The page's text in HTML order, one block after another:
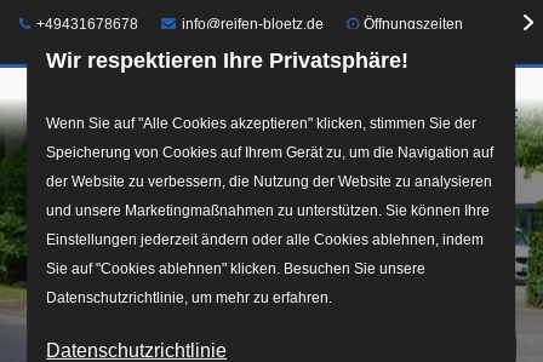
Wir respektieren Ihre Privatsphäre!
Wenn Sie auf "Alle Cookies akzeptieren" klicken, stimmen Sie der
Speicherung von Cookies auf Ihrem Gerät zu, um die Navigation auf
der Website zu verbessern, die Nutzung der Website zu analysieren
und unsere Marketingmaßnahmen zu unterstützen. Sie können Ihre
Einstellungen jederzeit ändern oder alle Cookies ablehnen, indem
Sie auf "Cookies ablehnen" klicken. Besuchen Sie unsere
Datenschutzrichtlinie, um mehr zu erfahren.
Datenschutzrichtlinie
Direkt
zum
Inhalt
Telefon:
+49431678678 E-Mail:info@reifen-bloetz.de Öffnungszeiten
☰